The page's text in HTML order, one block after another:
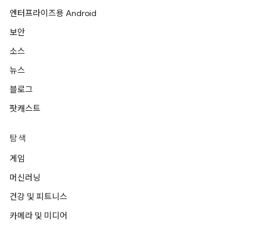
엔터프라이즈용 Android
보안
소스
뉴스
블로그
팟캐스트
탐색
게임
머신러닝
건강 및 피트니스
카메라 및 미디어